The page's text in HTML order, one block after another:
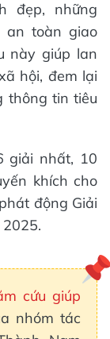
đẹp, những
an toàn giao
này giúp lan
hội, đem lại
thông tin tiêu
giải nhất, 10
khích cho
động Giải
cứu giúp
nhóm tác